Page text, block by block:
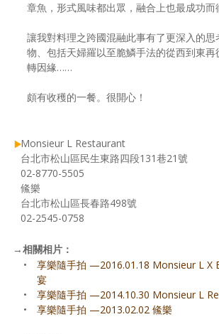
章魚，形式風味都出眾，融合上也最成功而
讓我對料理之跨國混融此事有了更深入的
物、包括天婦羅以至脆鱗手法的從西到東
轉因緣……
頗有收穫的一餐。很開心！
Monsieur L Restaurant
台北市松山區民生東路四段131巷21號
02-8770-5505
鯈樂
台北市松山區長春路498號
02-2545-0758
→相關相片：
•
享樂隨手拍 —2016.01.18 Monsieur L X
宴
•
享樂隨手拍 —2014.10.30 Monsieur L
•
享樂隨手拍 —2013.02.02 鯈樂